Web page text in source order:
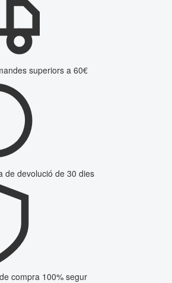
superiors a 60€
de devolució de 30 dies
compra 100% segur